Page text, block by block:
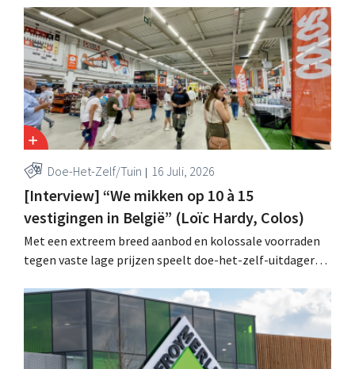
Doe-Het-Zelf/Tuin 16 Juli, 2026
[Interview] “We mikken op 10 à 15
vestigingen in België” (Loïc Hardy, Colos)
Met een extreem breed aanbod en kolossale voorraden
tegen vaste lage prijzen speelt doe-het-zelf-uitdager
“We lossen drie belangrijke problemen op voor onze
klanten,” zegt topman Loïc Hardy.